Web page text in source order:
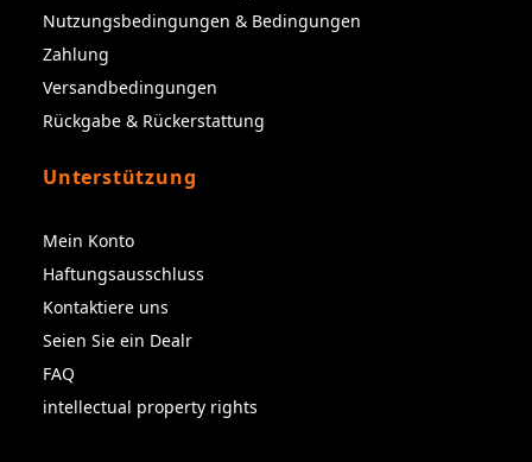
Nutzungsbedingungen & Bedingungen
Zahlung
Versandbedingungen
Rückgabe & Rückerstattung
Unterstützung
Mein Konto
Haftungsausschluss
Kontaktiere uns
Seien Sie ein Dealr
FAQ
intellectual property rights